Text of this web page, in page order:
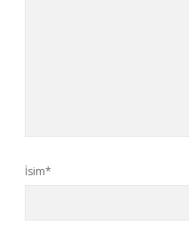
İsim*